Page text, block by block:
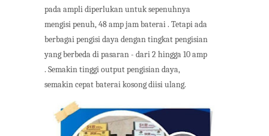
pada ampli diperlukan untuk sepenuhnya
mengisi penuh, 48 amp jam baterai . Tetapi ada
berbagai pengisi daya dengan tingkat pengisian
yang berbeda di pasaran - dari 2 hingga 10 amp
. Semakin tinggi output pengisian daya,
semakin cepat baterai kosong diisi ulang.